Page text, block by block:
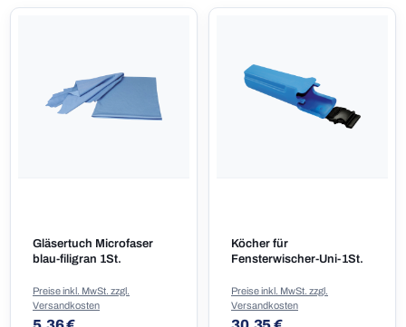
Gläsertuch Microfaser
blau-filigran 1St.
Regulärer Preis:
Preise inkl. MwSt. zzgl.
Versandkosten
Köcher für
Fensterwischer-Uni-1St.
Regulärer Preis:
Preise inkl. MwSt. zzgl.
Versandkosten